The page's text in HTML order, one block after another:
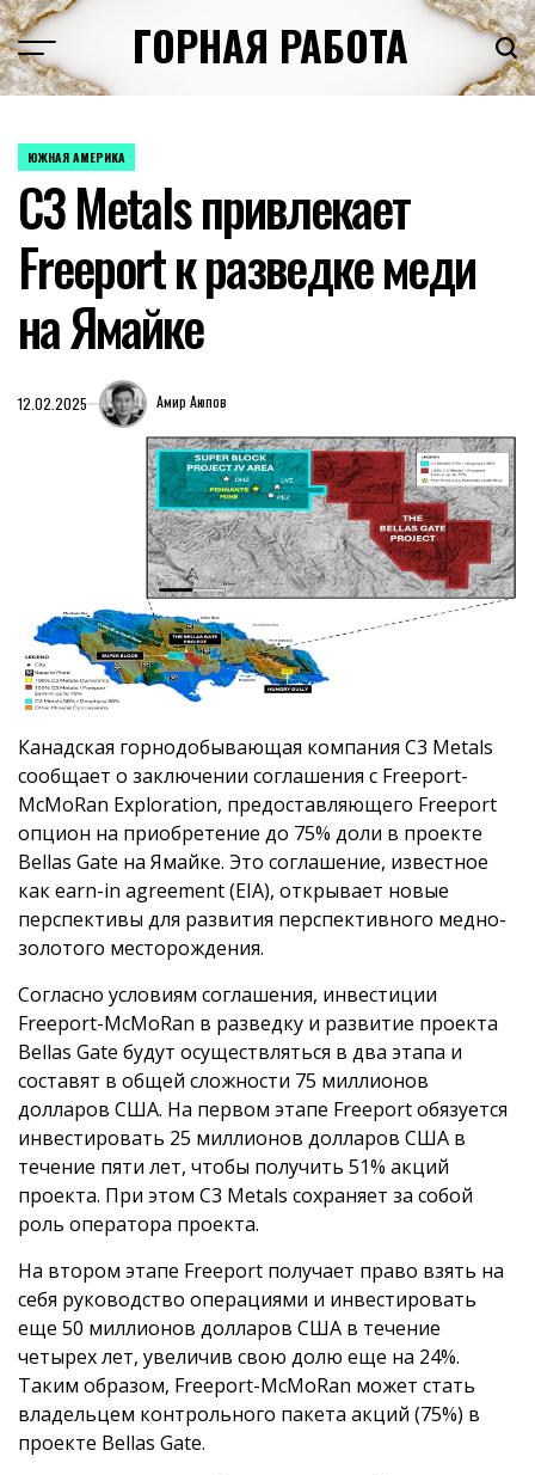
Перейти
к
содержимому
ГОРНАЯ РАБОТА
ОПУБЛИКОВАНО
ЮЖНАЯ АМЕРИКА
C3 Metals привлекает
Freeport к разведке меди
на Ямайке
12.02.2025 Амир Аюпов
Канадская горнодобывающая компания C3 Metals
сообщает о заключении соглашения с Freeport-
McMoRan Exploration, предоставляющего Freeport
опцион на приобретение до 75% доли в проекте
Bellas Gate на Ямайке. Это соглашение, известное
как earn-in agreement (EIA), открывает новые
перспективы для развития перспективного медно-
золотого месторождения.
Согласно условиям соглашения, инвестиции
Freeport-McMoRan в разведку и развитие проекта
Bellas Gate будут осуществляться в два этапа и
составят в общей сложности 75 миллионов
долларов США. На первом этапе Freeport обязуется
инвестировать 25 миллионов долларов США в
течение пяти лет, чтобы получить 51% акций
проекта. При этом C3 Metals сохраняет за собой
роль оператора проекта.
На втором этапе Freeport получает право взять на
себя руководство операциями и инвестировать
еще 50 миллионов долларов США в течение
четырех лет, увеличив свою долю еще на 24%.
Таким образом, Freeport-McMoRan может стать
владельцем контрольного пакета акций (75%) в
проекте Bellas Gate.